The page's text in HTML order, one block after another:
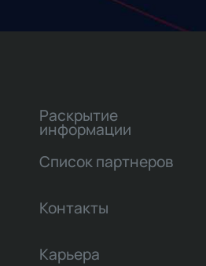
Раскрытие
информации
Список партнеров
Контакты
Карьера